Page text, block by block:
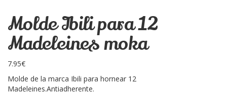
Molde Ibili para 12
Madeleines moka
7.95€
Molde de la marca Ibili para hornear 12
Madeleines.Antiadherente.